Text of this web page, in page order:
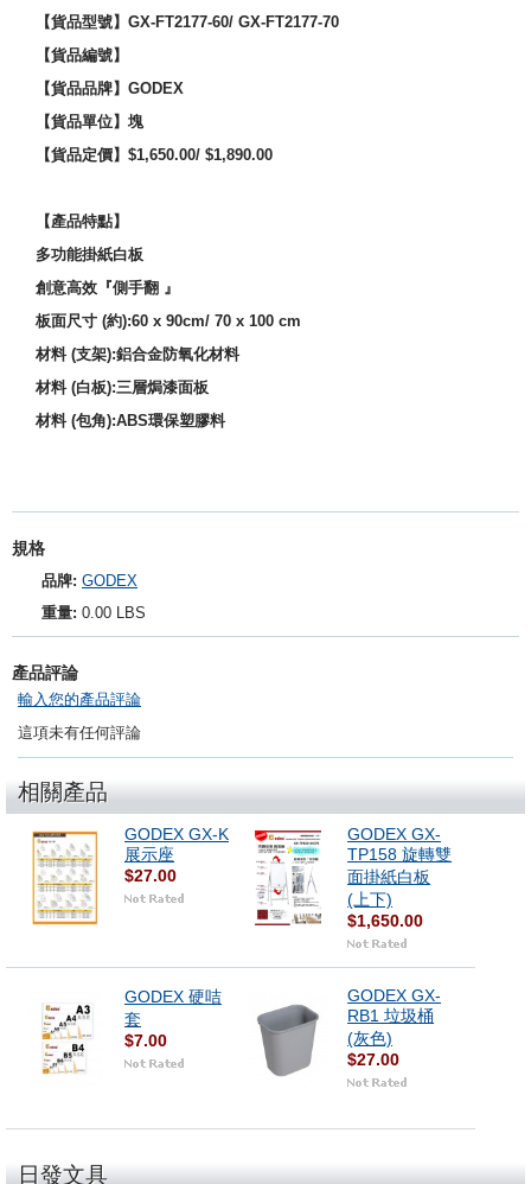
【貨品型號】 GX-FT2177-60/ GX-FT2177-70
【貨品編號】
【貨品品牌】 GODEX
【貨品單位】 塊
【貨品定價】$1,650.00/ $1,890.00
【產品特點】
多功能掛紙白板
創意高效『側手翻 』
板面尺寸 (約):60 x 90cm/ 70 x 100 cm
材料 (支架):鋁合金防氧化材料
材料 (白板):三層焗漆面板
材料 (包角):ABS環保塑膠料
規格
品牌: GODEX
重量: 0.00 LBS
產品評論
輸入您的產品評論
這項未有任何評論
相關產品
GODEX GX-K
展示座
$27.00
GODEX GX-
TP158 旋轉雙
面掛紙白板
(上下)
$1,650.00
GODEX 硬咭
套
$7.00
GODEX GX-
RB1 垃圾桶
(灰色)
$27.00
日發文具